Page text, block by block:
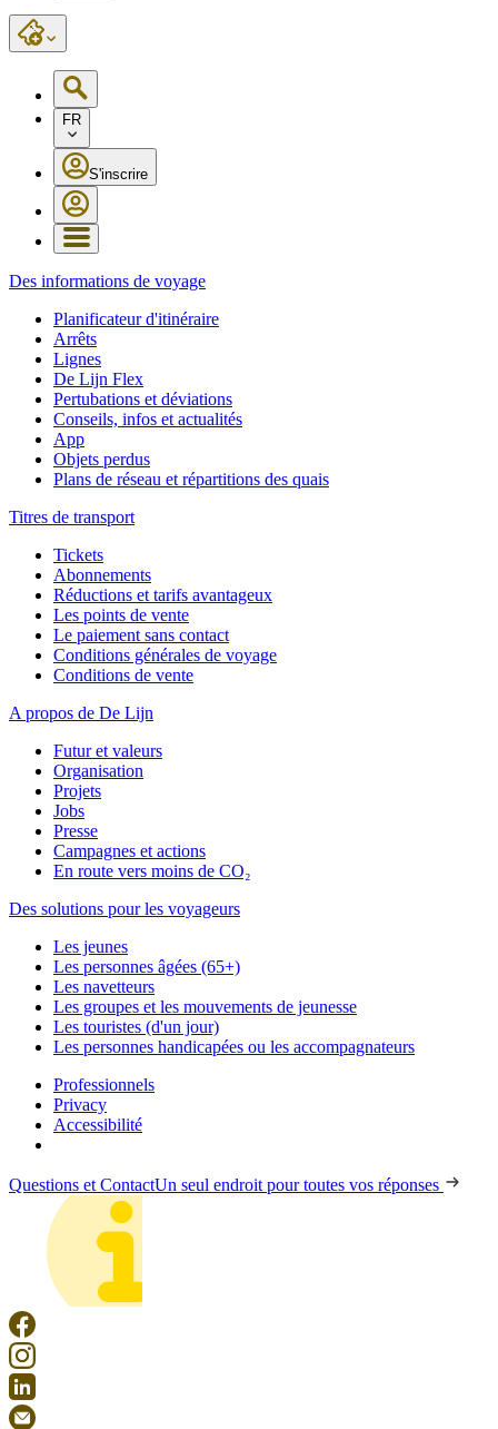
FR
S'inscrire
Des informations de voyage
Planificateur d'itinéraire
Arrêts
Lignes
De Lijn Flex
Pertubations et déviations
Conseils, infos et actualités
App
Objets perdus
Plans de réseau et répartitions des quais
Titres de transport
Tickets
Abonnements
Réductions et tarifs avantageux
Les points de vente
Le paiement sans contact
Conditions générales de voyage
Conditions de vente
A propos de De Lijn
Futur et valeurs
Organisation
Projets
Jobs
Presse
Campagnes et actions
En route vers moins de CO₂
Des solutions pour les voyageurs
Les jeunes
Les personnes âgées (65+)
Les navetteurs
Les groupes et les mouvements de jeunesse
Les touristes (d'un jour)
Les personnes handicapées ou les accompagnateurs
Professionnels
Privacy
Accessibilité
Questions et ContactUn seul endroit pour toutes vos réponses